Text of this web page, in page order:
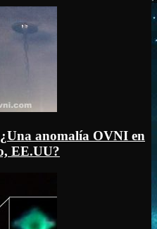
anomalía OVNI en
EE.UU?